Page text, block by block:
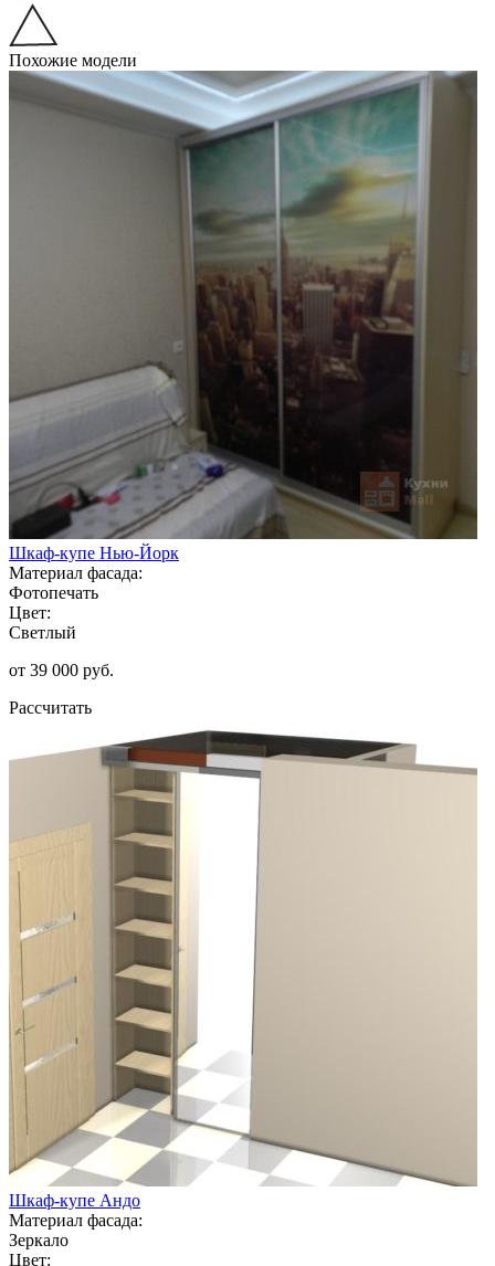
Похожие модели
Шкаф-купе Нью-Йорк
Материал фасада:
Фотопечать
Цвет:
Светлый
от 39 000 руб.
Рассчитать
Шкаф-купе Андо
Материал фасада:
Зеркало
Цвет: